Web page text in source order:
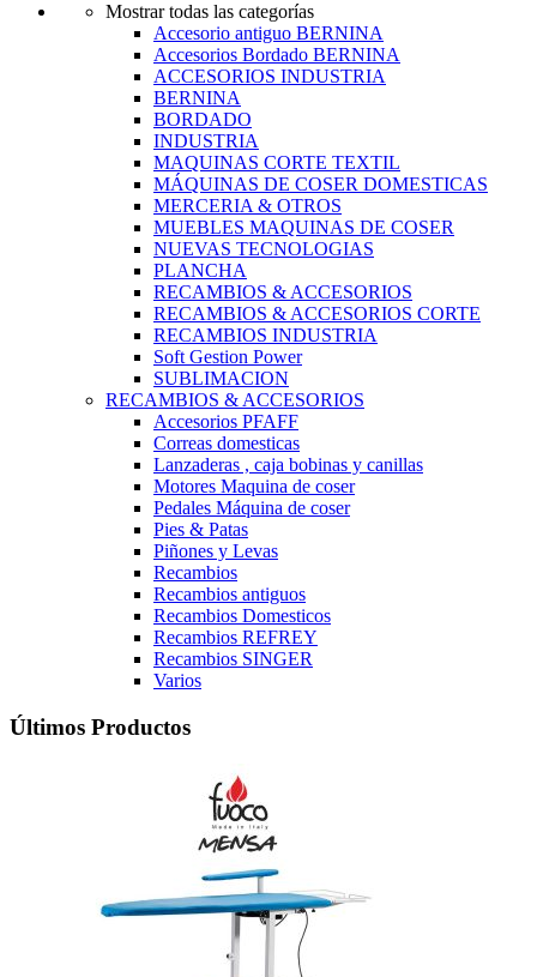
Mostrar todas las categorías
Accesorio antiguo BERNINA
Accesorios Bordado BERNINA
ACCESORIOS INDUSTRIA
BERNINA
BORDADO
INDUSTRIA
MAQUINAS CORTE TEXTIL
MÁQUINAS DE COSER DOMESTICAS
MERCERIA & OTROS
MUEBLES MAQUINAS DE COSER
NUEVAS TECNOLOGIAS
PLANCHA
RECAMBIOS & ACCESORIOS
RECAMBIOS & ACCESORIOS CORTE
RECAMBIOS INDUSTRIA
Soft Gestion Power
SUBLIMACION
RECAMBIOS & ACCESORIOS
Accesorios PFAFF
Correas domesticas
Lanzaderas , caja bobinas y canillas
Motores Maquina de coser
Pedales Máquina de coser
Pies & Patas
Piñones y Levas
Recambios
Recambios antiguos
Recambios Domesticos
Recambios REFREY
Recambios SINGER
Varios
Últimos Productos